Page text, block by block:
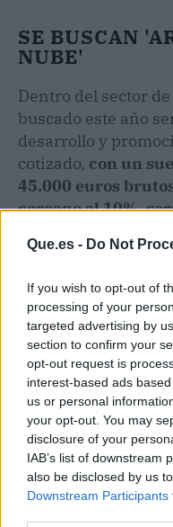
Que.es - Do Not
If you wish to opt-out of
processing of your
targeted advertising by
section to confirm your
opt-out request is
interest-based ads
us or personal
your opt-out. You may
disclosure of your
IAB’s list of downstream
also be disclosed by us
Downstream Participants
SE BUSCAN
NUBE'
Dentro del sector
buscado este año
desarrollo y
cotizado, con un
45.000 euros
cercano al 10%,
'arquitecto en la
coordinar y
'cloud computing'
que el más
manager',
gestionar los
equipos de
sueldo que oscila
euros brutos